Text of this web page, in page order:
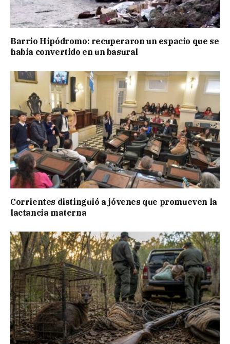
Barrio Hipódromo: recuperaron un espacio que se
había convertido en un basural
Corrientes distinguió a jóvenes que promueven la
lactancia materna